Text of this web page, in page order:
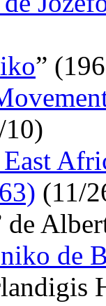
”
(11/
de
de